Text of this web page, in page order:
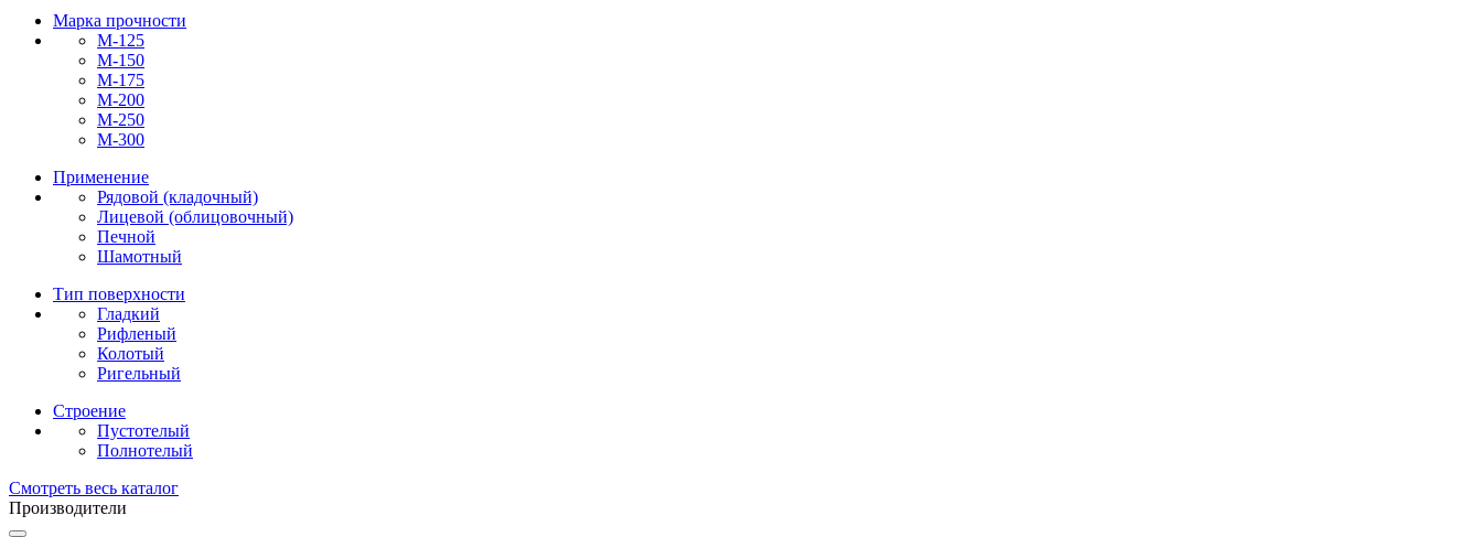
Марка прочности
М-125
М-150
М-175
М-200
М-250
М-300
Применение
Рядовой (кладочный)
Лицевой (облицовочный)
Печной
Шамотный
Тип поверхности
Гладкий
Рифленый
Колотый
Ригельный
Строение
Пустотелый
Полнотелый
Смотреть весь каталог
Производители